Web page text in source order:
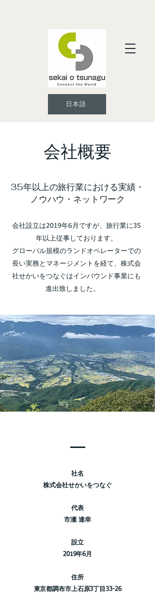
日本語
会社概要
35年以上の旅行業における実績・
ノウハウ・ネットワーク
会社設立は2019年6月ですが、 旅行業に35
年以上従事しております。
グローバル規模のランドオペレーターでの
長い実務とマネージメントを経て、株式会
社せかいをつなぐはインバウンド事業にも
進出致しました。
社名
株式会社せかいをつなぐ
代表
市瀬 達幸
設立
2019年6月
住所
東京都調布市上石原3丁目33-26